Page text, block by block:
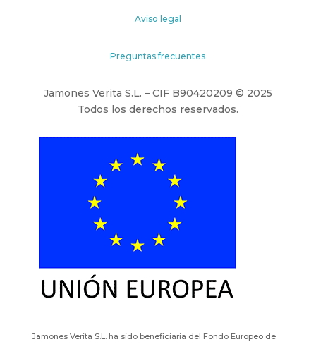
Aviso legal
Preguntas frecuentes
Jamones Verita S.L. – CIF B90420209 © 2025
Todos los derechos reservados.
Jamones Verita S.L. ha sido beneficiaria del Fondo Europeo de